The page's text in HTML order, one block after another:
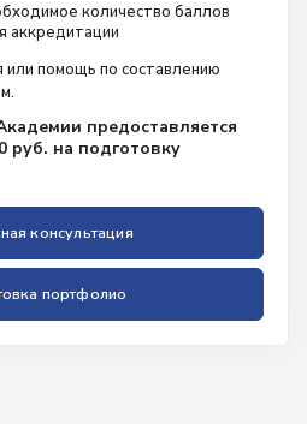
количество баллов
или помощь по составлению
предоставляется
руб. на подготовку
консультация
портфолио